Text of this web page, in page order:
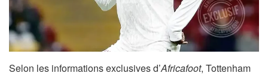
Selon les informations exclusives d’Africafoot, Tottenham